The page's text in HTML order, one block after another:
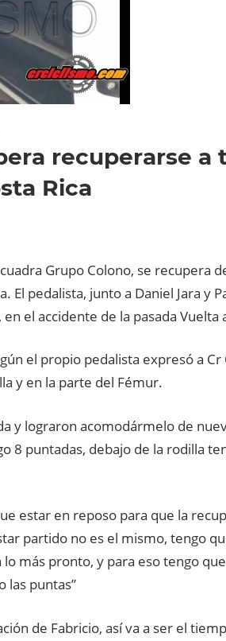
recuperarse a
Rica
Grupo Colono, se recupera
El pedalista, junto a Daniel Jara y
el accidente de la pasada Vuelta
el propio pedalista expresó a Cr
y en la parte del Fémur.
y lograron acomodármelo de
8 puntadas, debajo de la rodilla
estar en reposo para que la
partido no es el mismo, tengo
más pronto, y para eso tengo
las puntas”
de Fabricio, así va a ser el